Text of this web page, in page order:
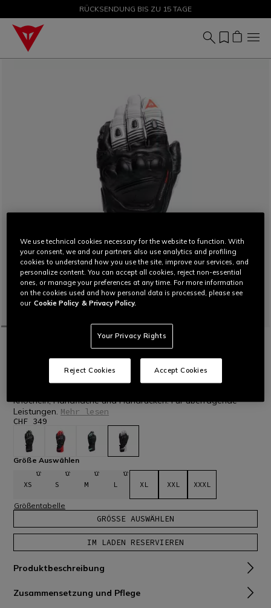
SALE BIS ZU -50 % – JETZT SHOPPEN
RÜCKSENDUNG BIS ZU 15 TAGE
HANDSCHUHE
AUS LEDER
Knöcheln, Handfläche und Handrücken. Für überragende
Leistungen. Mehr lesen
CHF 349
ausgewählt
Größe Auswählen
XS S M L XL XXL XXXL
Größentabelle
GRÖSSE AUSWÄHLEN
IM LADEN RESERVIEREN
Produktbeschreibung
Zusammensetzung und Pflege
We use technical cookies necessary for the website to function. With
your consent, we and our partners also use analytics and profiling
cookies to understand how you use the site, improve our services, and
personalize content. You can accept all cookies, reject non-essential
ones, or manage your preferences at any time. For more information
on the cookies used and how personal data is processed, please see
our Cookie Policy & Privacy Policy.
Your Privacy Rights
Reject Cookies Accept Cookies